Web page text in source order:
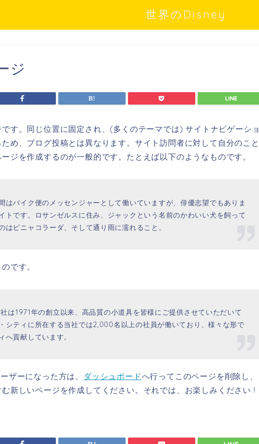
世界のDisney
ジ
す。同じ位置に固定され、(多くのテーマでは) サイトナビゲーショ
め、ブログ投稿とは異なります。サイト訪問者に対して自分のこと
ジを作成するのが一般的です。たとえば以下のようなものです。
はバイク便のメッセンジャーとして働いていますが、俳優志望でもありま
トです。ロサンゼルスに住み、ジャックという名前のかわいい犬を飼って
はピニャコラーダ、そして通り雨に濡れること。
です。
は1971年の創立以来、高品質の小道具を皆様にご提供させていただいて
シティに所在する当社では2,000名以上の社員が働いており、様々な形で
へ貢献しています。
ザーになった方は、 ダッシュボードへ行ってこのページを削除し、
新しいページを作成してください。それでは、お楽しみください !